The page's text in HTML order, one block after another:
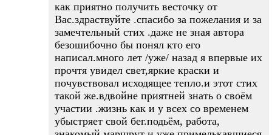
как приятно получить весточку от
Вас.здраствуйте .спасибо за пожелания и за
замечтельный стих .даже не зная автора
безошибочно бы понял кто его
написал.много лет /уже/ назад я впервые их
прочтя увидел свет,яркие краски и
почувствовал исходящее тепло.и этот стих
такой же.вдвойне приятней знать о своём
участии .жизнь как и у всех со временем
убыстряет свой бег.подьём, работа,